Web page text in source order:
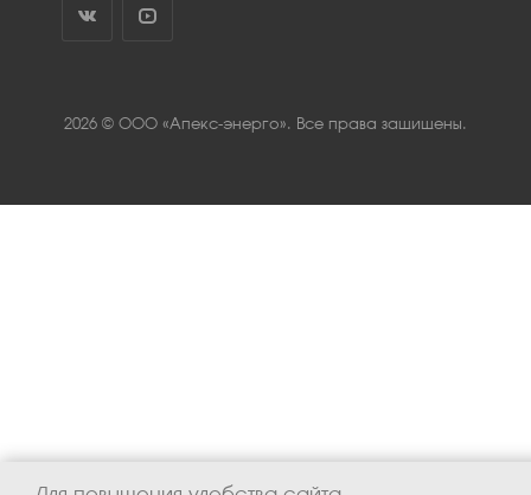
2026 © ООО «Апекс-энерго». Все права защищены.